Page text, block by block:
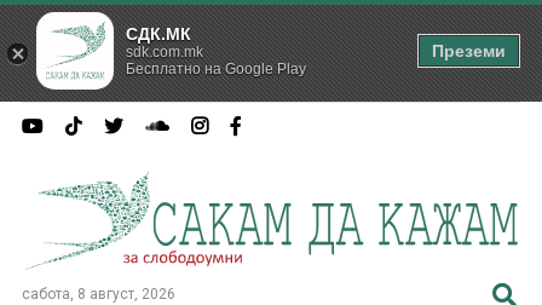
сабота, 8 август, 2026
СДК.МК
sdk.com.mk
Бесплатно на Google Play
Преземи